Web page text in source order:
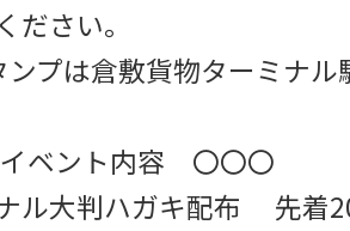
ださい。
ンプは倉敷貨物ターミナ
ベント内容 〇〇〇
ル大判ハガキ配布 先着